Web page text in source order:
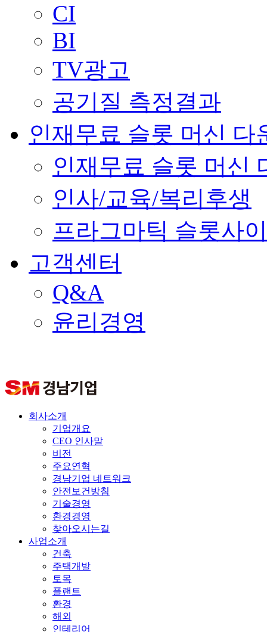
CI
BI
TV광고
공기질 측정결과
인재무료 슬롯 머신 다
인재무료 슬롯 머신
인사/교육/복리후생
프라그마틱 슬롯사
고객센터
Q&A
윤리경영
회사소개
기업개요
CEO 인사말
비전
주요연혁
경남기업 네트워크
안전보건방침
기술경영
환경경영
찾아오시는길
사업소개
건축
주택개발
토목
플랜트
환경
해외
인테리어